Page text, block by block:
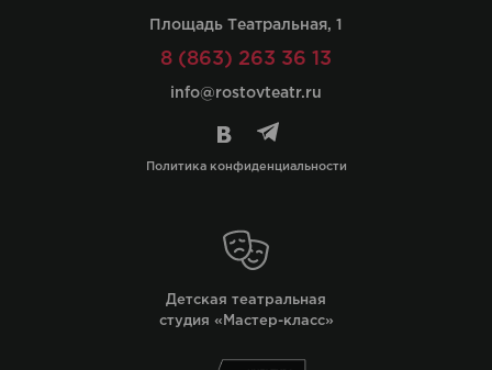
Площадь Театральная, 1
8 (863) 263 36 13
info@rostovteatr.ru
Политика конфиденциальности
Детская театральная
студия «Мастер-класс»